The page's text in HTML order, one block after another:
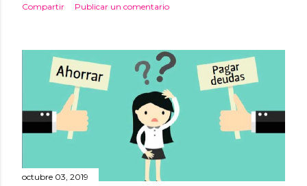
Compartir Publicar un comentario
octubre 03, 2019